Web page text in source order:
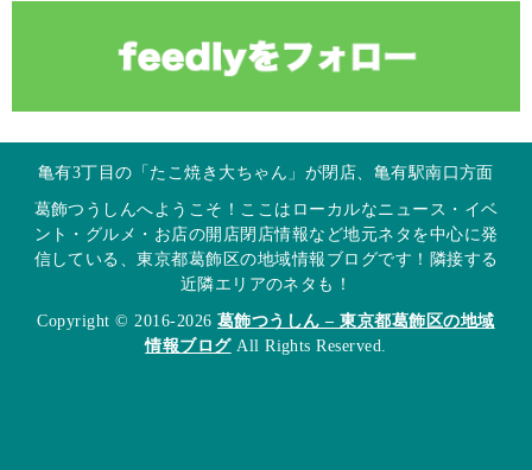
亀有3丁目の「たこ焼き大ちゃん」が閉店、亀有駅南口方面
葛飾つうしんへようこそ！ここはローカルなニュース・イベ
ント・グルメ・お店の開店閉店情報など地元ネタを中心に発
信している、東京都葛飾区の地域情報ブログです！隣接する
近隣エリアのネタも！
Copyright © 2016-2026 葛飾つうしん – 東京都葛飾区の地域
情報ブログAll Rights Reserved.